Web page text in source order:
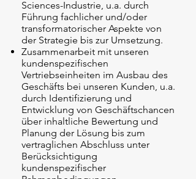
Sciences-Industrie, u.a. durch
Führung fachlicher und/oder
transformatorischer Aspekte von
der Strategie bis zur Umsetzung.
Zusammenarbeit mit unseren
kundenspezifischen
Vertriebseinheiten im Ausbau des
Geschäfts bei unseren Kunden, u.a.
durch Identifizierung und
Entwicklung von Geschäftschancen
über inhaltliche Bewertung und
Planung der Lösung bis zum
vertraglichen Abschluss unter
Berücksichtigung
kundenspezifischer